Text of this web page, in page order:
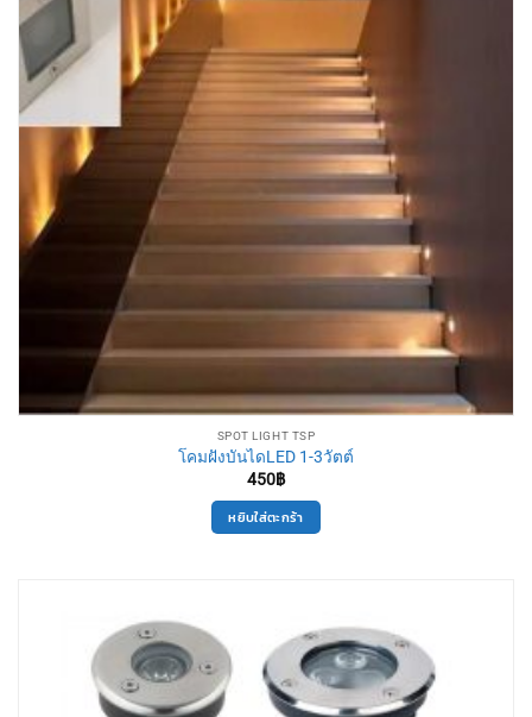
SPOT LIGHT TSP
โคมฝังบันไดLED 1-3วัตต์
450฿
หยิบใส่ตะกร้า